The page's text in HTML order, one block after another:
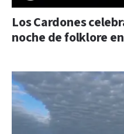
Los Cardones
noche de folklore